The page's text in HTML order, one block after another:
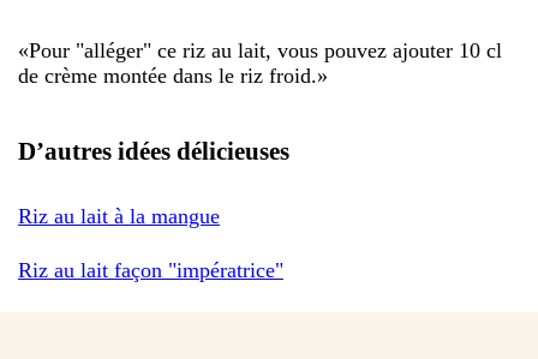
«Pour "alléger" ce riz au lait, vous pouvez ajouter 10 cl
de crème montée dans le riz froid.»
D’autres idées délicieuses
Riz au lait à la mangue
Riz au lait façon "impératrice"